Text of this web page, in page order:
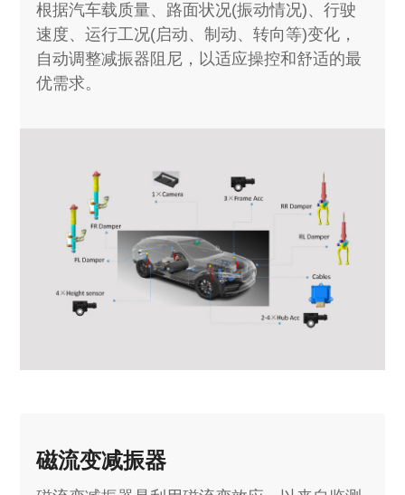
根据汽车载质量、路面状况(振动情况)、行驶
速度、运行工况(启动、制动、转向等)变化，
自动调整减振器阻尼，以适应操控和舒适的最
优需求。
磁流变减振器